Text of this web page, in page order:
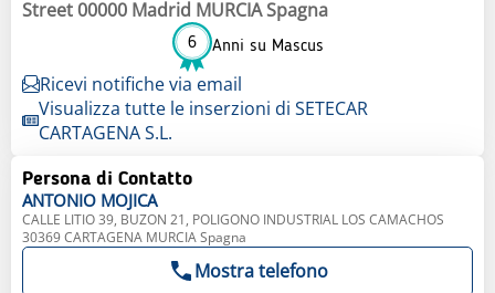
Street 00000 Madrid MURCIA Spagna
6 Anni su Mascus
Ricevi notifiche via email
Visualizza tutte le inserzioni di SETECAR
CARTAGENA S.L.
Persona di Contatto
ANTONIO MOJICA
CALLE LITIO 39, BUZON 21, POLIGONO INDUSTRIAL LOS CAMACHOS
30369 CARTAGENA MURCIA Spagna
Mostra telefono